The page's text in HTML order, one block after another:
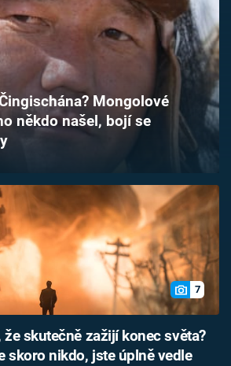
Mongolové
někdo našel, bojí se
7
skutečně zažijí konec světa?
skoro nikdo, jste úplně vedle